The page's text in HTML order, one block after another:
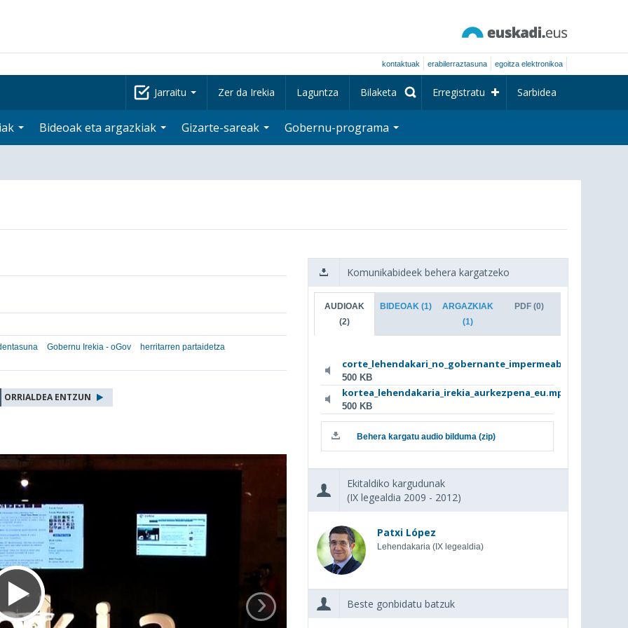
kontaktuak erabilerraztasuna egoitza elektronikoa
Jarraitu Zer da Irekia Laguntza Bilaketa Erregistratu Sarbidea
Bideoak eta argazkiak Gizarte-sareak Gobernu-programa
Gobernu Irekia - oGov
herritarren partaidetza
ORRIALDEA ENTZUN
›
Komunikabideek behera kargatzeko
AUDIOAK
(2)
BIDEOAK (1)
ARGAZKIAK
(1)
PDF (0)
corte_lehendakari_no_gobernante_impermeabl...
500 KB
kortea_lehendakaria_irekia_aurkezpena_eu.mp3
500 KB
Behera kargatu audio bilduma (zip)
Ekitaldiko kargudunak
(IX legealdia 2009 - 2012)
Patxi López
Lehendakaria (IX legealdia)
Beste gonbidatu batzuk